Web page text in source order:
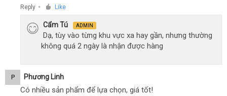
Reply ● Like
Cẩm Tú ADMIN
Dạ, tùy vào từng khu vực xa hay gần, nhưng thường
không quá 2 ngày là nhận được hàng
P Phương Linh
Có nhiều sản phẩm để lựa chọn, giá tốt!